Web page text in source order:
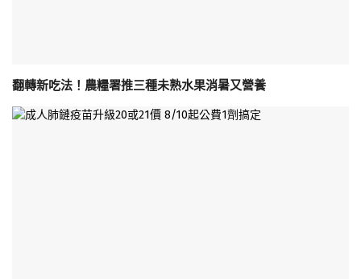
翻轉新吃法！農糧署推三種未熟水果消暑又營養